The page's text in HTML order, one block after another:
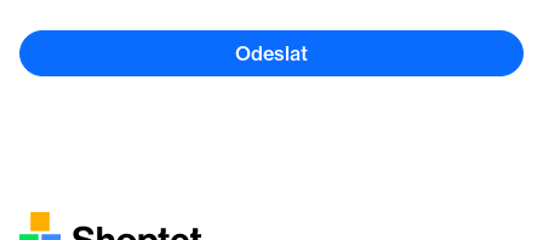
Odeslat